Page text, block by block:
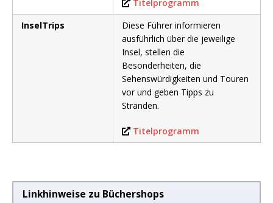
Titelprogramm
InselTrips
Diese Führer informieren
ausführlich über die jeweilige
Insel, stellen die
Besonderheiten, die
Sehenswürdigkeiten und Touren
vor und geben Tipps zu
Stränden.
Titelprogramm
Linkhinweise zu Büchershops